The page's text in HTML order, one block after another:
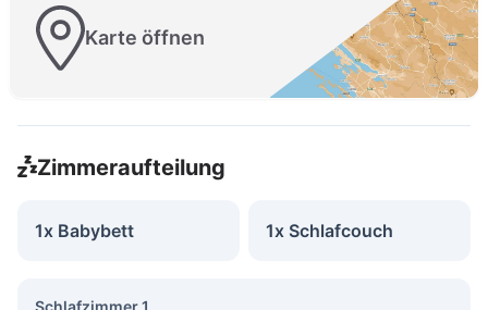
Karte öffnen
Zimmeraufteilung
1x Babybett 1x Schlafcouch
Schlafzimmer 1